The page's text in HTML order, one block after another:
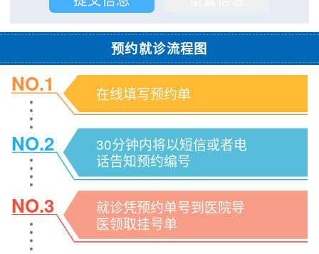
预约就诊流程图
NO.1 在线填写预约单
NO.2
30分钟内将以短信或者电
话告知预约编号
NO.3
就诊凭预约单号到医院导
医领取挂号单